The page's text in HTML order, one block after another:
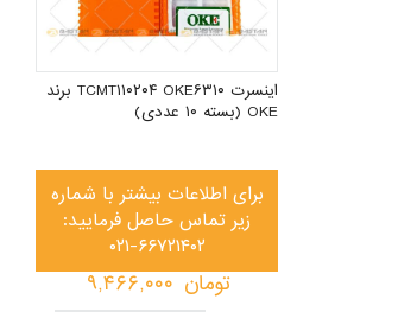
اینسرت TCMT۱۱۰۲۰۴ OKE۶۳۱۰ برند
OKE (بسته ۱۰ عددی)
برای اطلاعات بیشتر با شماره
زیر تماس حاصل فرمایید:
۰۲۱-۶۶۷۲۱۴۰۲
۹,۴۶۶,۰۰۰ تومان